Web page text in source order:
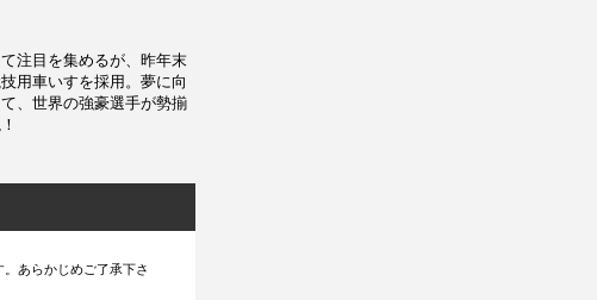
注目を集めるが、昨年末
用車いすを採用。夢に向
、世界の強豪選手が勢揃
あらかじめご了承下さ